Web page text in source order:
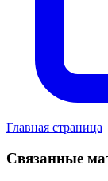
Главная страница
Связанные